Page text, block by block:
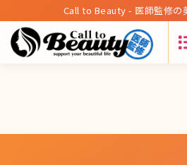
Call to Beauty - 医師監修の